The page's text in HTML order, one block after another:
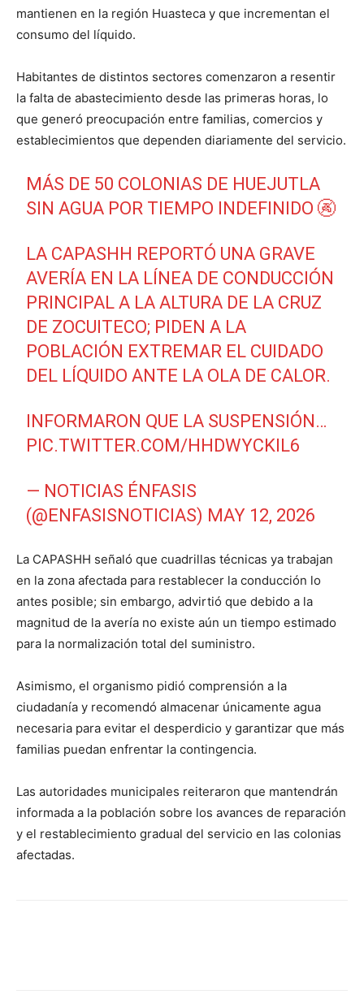
mantienen en la región Huasteca y que incrementan el
consumo del líquido.
Habitantes de distintos sectores comenzaron a resentir
la falta de abastecimiento desde las primeras horas, lo
que generó preocupación entre familias, comercios y
establecimientos que dependen diariamente del servicio.
MÁS DE 50 COLONIAS DE HUEJUTLA
SIN AGUA POR TIEMPO INDEFINIDO 🚱
LA CAPASHH REPORTÓ UNA GRAVE
AVERÍA EN LA LÍNEA DE CONDUCCIÓN
PRINCIPAL A LA ALTURA DE LA CRUZ
DE ZOCUITECO; PIDEN A LA
POBLACIÓN EXTREMAR EL CUIDADO
DEL LÍQUIDO ANTE LA OLA DE CALOR.
INFORMARON QUE LA SUSPENSIÓN…
PIC.TWITTER.COM/HHDWYCKIL6
— NOTICIAS ÉNFASIS
(@ENFASISNOTICIAS) MAY 12, 2026
La CAPASHH señaló que cuadrillas técnicas ya trabajan
en la zona afectada para restablecer la conducción lo
antes posible; sin embargo, advirtió que debido a la
magnitud de la avería no existe aún un tiempo estimado
para la normalización total del suministro.
Asimismo, el organismo pidió comprensión a la
ciudadanía y recomendó almacenar únicamente agua
necesaria para evitar el desperdicio y garantizar que más
familias puedan enfrentar la contingencia.
Las autoridades municipales reiteraron que mantendrán
informada a la población sobre los avances de reparación
y el restablecimiento gradual del servicio en las colonias
afectadas.